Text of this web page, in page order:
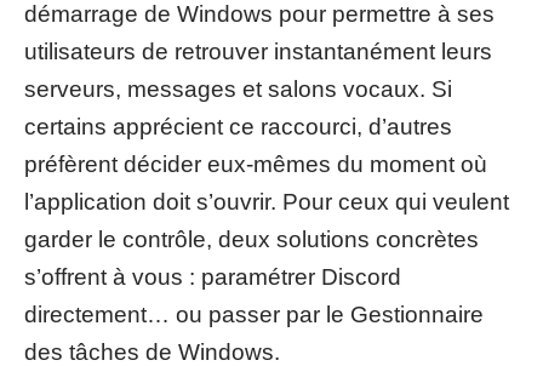
démarrage de Windows pour permettre à ses
utilisateurs de retrouver instantanément leurs
serveurs, messages et salons vocaux. Si
certains apprécient ce raccourci, d’autres
préfèrent décider eux-mêmes du moment où
l’application doit s’ouvrir. Pour ceux qui veulent
garder le contrôle, deux solutions concrètes
s’offrent à vous : paramétrer Discord
directement… ou passer par le Gestionnaire
des tâches de Windows.